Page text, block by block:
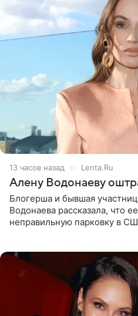
13 часов назад Lenta.Ru
Алену Водонаеву
Блогерша и бывшая
Водонаева рассказала, что
неправильную парковку в